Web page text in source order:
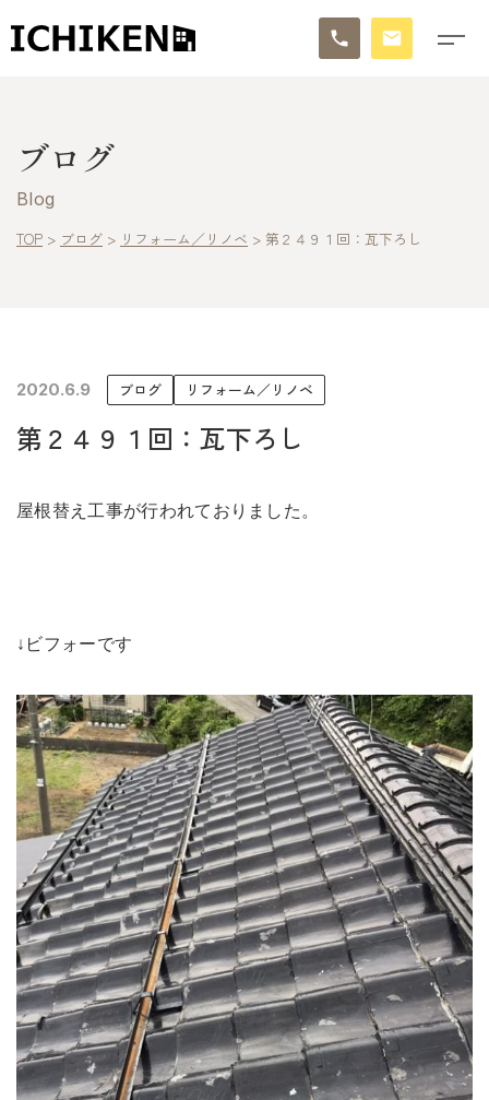
ブログ
モデルハウス
太陽に素直な家
Tel. 0257-27-2157
ブログ
Blog
TOP > ブログ > リフォーム／リノベ > 第２４９１回：瓦下ろし
2020.6.9 ブログ リフォーム／リノベ
第２４９１回：瓦下ろし
屋根替え工事が行われておりました。
↓ビフォーです